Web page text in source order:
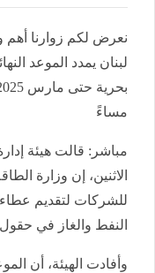
نعرض لكم زوارنا أهم
لبنان يمدد الموعد
مساءً
مباشر: قالت هيئة
الاثنين، إن وزارة
للشركات لتقديم
النفط والغاز في
وأفادت الهيئة، أن